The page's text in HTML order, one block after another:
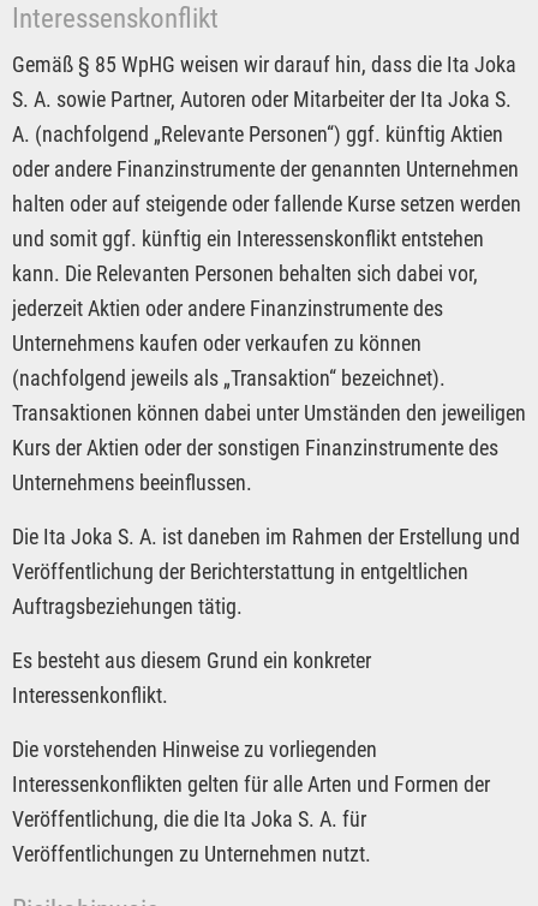
Interessenskonflikt
Gemäß § 85 WpHG weisen wir darauf hin, dass die Ita Joka
S. A. sowie Partner, Autoren oder Mitarbeiter der Ita Joka S.
A. (nachfolgend „Relevante Personen“) ggf. künftig Aktien
oder andere Finanzinstrumente der genannten Unternehmen
halten oder auf steigende oder fallende Kurse setzen werden
und somit ggf. künftig ein Interessenskonflikt entstehen
kann. Die Relevanten Personen behalten sich dabei vor,
jederzeit Aktien oder andere Finanzinstrumente des
Unternehmens kaufen oder verkaufen zu können
(nachfolgend jeweils als „Transaktion“ bezeichnet).
Transaktionen können dabei unter Umständen den jeweiligen
Kurs der Aktien oder der sonstigen Finanzinstrumente des
Unternehmens beeinflussen.
Die Ita Joka S. A. ist daneben im Rahmen der Erstellung und
Veröffentlichung der Berichterstattung in entgeltlichen
Auftragsbeziehungen tätig.
Es besteht aus diesem Grund ein konkreter
Interessenkonflikt.
Die vorstehenden Hinweise zu vorliegenden
Interessenkonflikten gelten für alle Arten und Formen der
Veröffentlichung, die die Ita Joka S. A. für
Veröffentlichungen zu Unternehmen nutzt.